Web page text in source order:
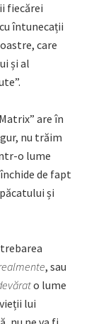
fiecărei
întunecații
care
și al
are în
nu trăim
o lume
de fapt
și
, sau
o lume
lui